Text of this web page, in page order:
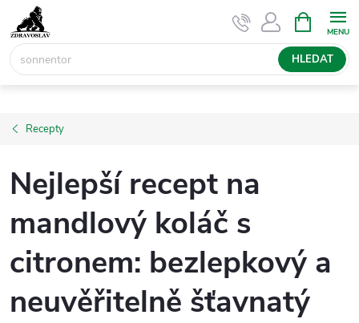
na
obsah
HLEDAT
NÁKUPNÍ
KOŠÍK
Recepty
Nejlepší recept na
mandlový koláč s
citronem: bezlepkový a
neuvěřitelně šťavnatý